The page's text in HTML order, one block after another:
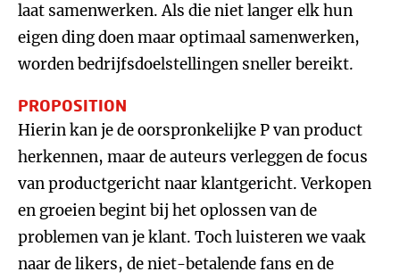
laat samenwerken. Als die niet langer elk hun
eigen ding doen maar optimaal samenwerken,
worden bedrijfsdoelstellingen sneller bereikt.
PROPOSITION
Hierin kan je de oorspronkelijke P van product
herkennen, maar de auteurs verleggen de focus
van productgericht naar klantgericht. Verkopen
en groeien begint bij het oplossen van de
problemen van je klant. Toch luisteren we vaak
naar de likers, de niet-betalende fans en de